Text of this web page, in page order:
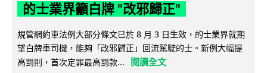
的士業界籲白牌 "改邪歸正"
規管網約車法例大部分條文已於 8 月 3 日生效，的士業界就期
望白牌車司機，能夠「改邪歸正」回流駕駛的士。新例大幅提
高罰則，首次定罪最高罰款...
閱讀全文